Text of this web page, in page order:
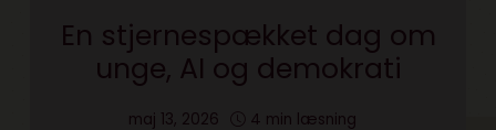
En stjernespækket dag om
unge, AI og demokrati
maj 13, 2026 4 min læsning